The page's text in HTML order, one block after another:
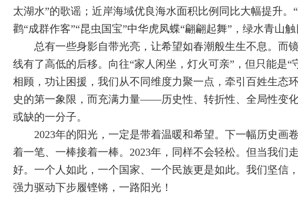
太湖水”的歌谣；近岸海域优良海水面积比例同比大幅提升。
鹳“成群作客”“昆虫国宝”中华虎凤蝶“翩翩起舞”，绿水青山
总有一些身影自带光亮，让希望如春潮般生生不息。而
线有了高低的后移。向往“家人闲坐，灯火可亲”，但只能是
相顾，功让困援，我们从不同维度力聚一点，牵引百姓生态
史的第一象限，而充满力量——历史性、转折性、全局性变
或缺的一分子。
2023年的阳光，一定是带着温暖和希望。下一幅历史画
着一笔、一棒接着一棒。2023年，同样不会轻松。但当我们
好。一个人如此，一个国家、一个民族更是如此。我们坚信
强力驱动下步履铿锵，一路阳光！